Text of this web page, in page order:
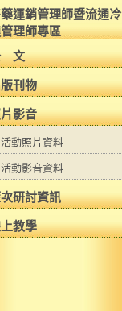
運銷管理師暨流通冷
理師專區
文
刊物
影音
活動照片資料
活動影音資料
研討資訊
教學